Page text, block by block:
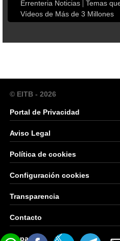
Errenteria Noticias
Temas
Vídeos de Más de 3 Millones
© EITB - 2026
Portal de Privacidad
Aviso Legal
Política de cookies
Configuración cookies
Transparencia
Contacto
Mapa Web